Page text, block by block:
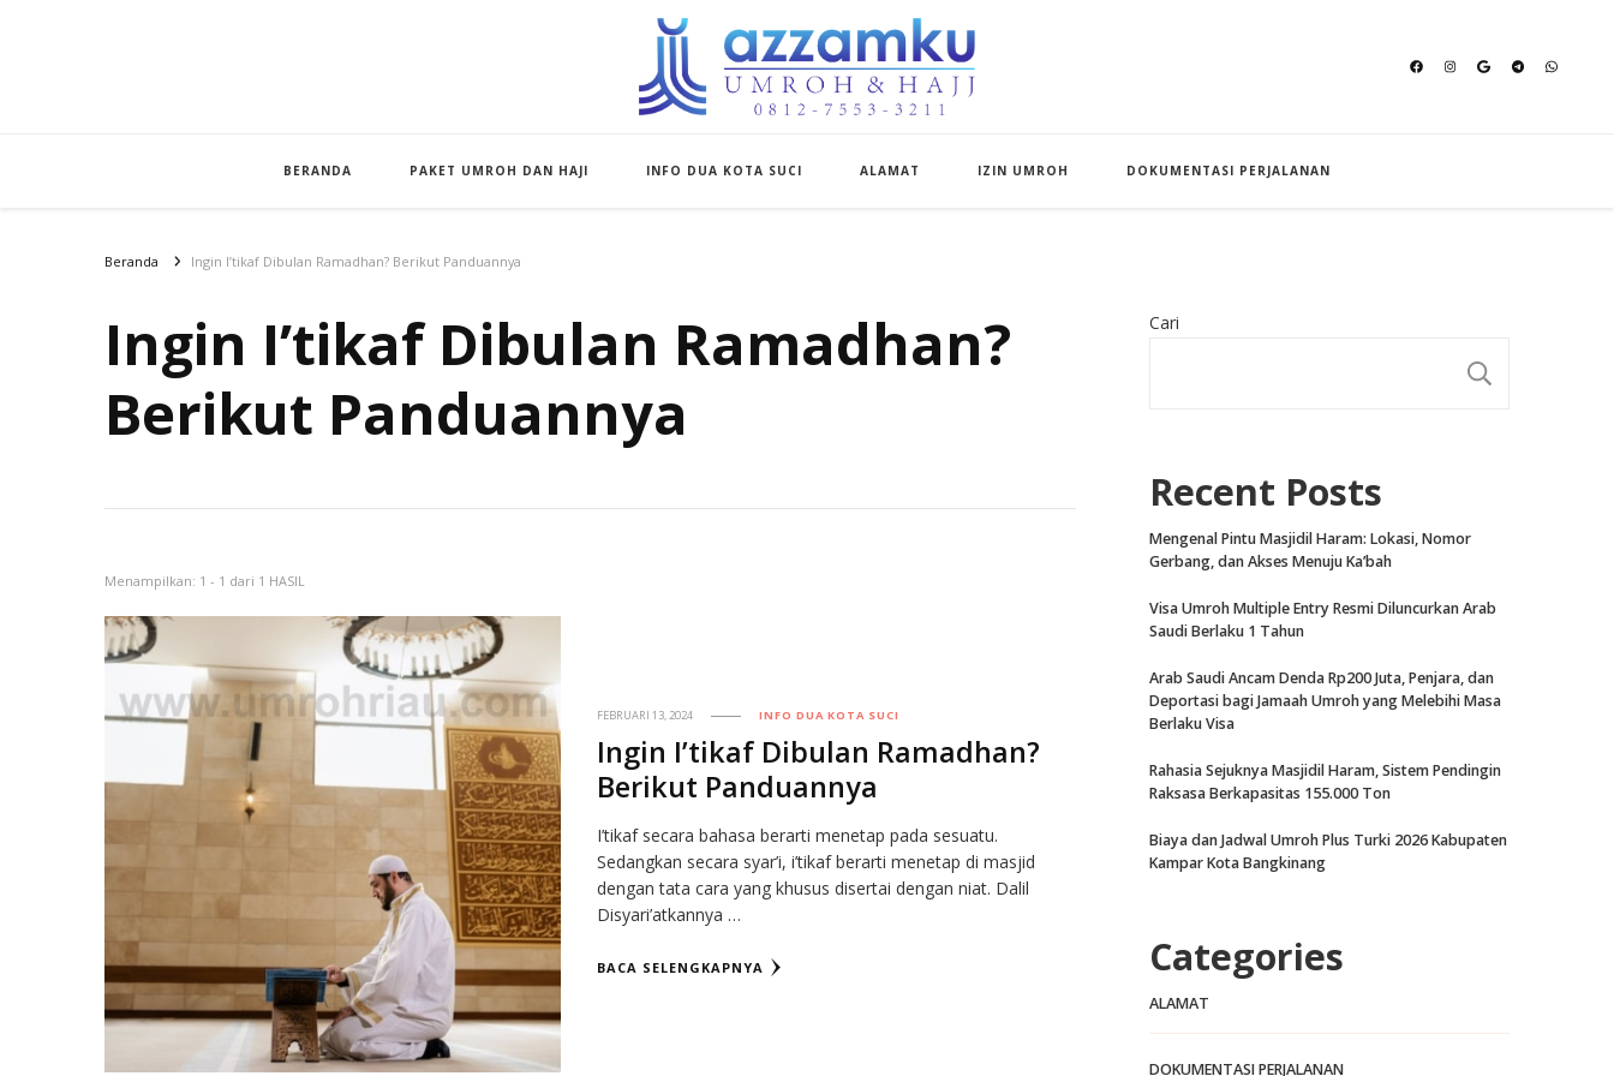
BERANDA PAKET UMROH DAN HAJI INFO DUA KOTA SUCI ALAMAT IZIN UMROH DOKUMENTASI PERJALANAN
Beranda Ingin I’tikaf Dibulan Ramadhan? Berikut Panduannya
Ingin I’tikaf Dibulan Ramadhan?
Berikut Panduannya
Menampilkan: 1 - 1 dari 1 HASIL
FEBRUARI 13, 2024 INFO DUA KOTA SUCI
Ingin I’tikaf Dibulan Ramadhan?
Berikut Panduannya
I’tikaf secara bahasa berarti menetap pada sesuatu.
Sedangkan secara syar’i, i’tikaf berarti menetap di masjid
dengan tata cara yang khusus disertai dengan niat. Dalil
Disyari’atkannya …
BACA SELENGKAPNYA
Cari
Recent Posts
Mengenal Pintu Masjidil Haram: Lokasi, Nomor
Gerbang, dan Akses Menuju Ka’bah
Visa Umroh Multiple Entry Resmi Diluncurkan Arab
Saudi Berlaku 1 Tahun
Arab Saudi Ancam Denda Rp200 Juta, Penjara, dan
Deportasi bagi Jamaah Umroh yang Melebihi Masa
Berlaku Visa
Rahasia Sejuknya Masjidil Haram, Sistem Pendingin
Raksasa Berkapasitas 155.000 Ton
Biaya dan Jadwal Umroh Plus Turki 2026 Kabupaten
Kampar Kota Bangkinang
Categories
ALAMAT
DOKUMENTASI PERJALANAN